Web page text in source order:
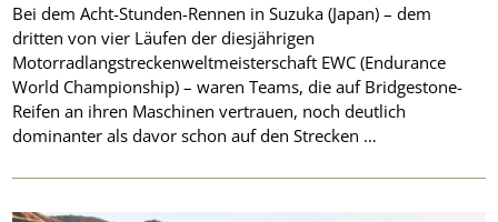
Bei dem Acht-Stunden-Rennen in Suzuka (Japan) – dem
dritten von vier Läufen der diesjährigen
Motorradlangstreckenweltmeisterschaft EWC (Endurance
World Championship) – waren Teams, die auf Bridgestone-
Reifen an ihren Maschinen vertrauen, noch deutlich
dominanter als davor schon auf den Strecken …